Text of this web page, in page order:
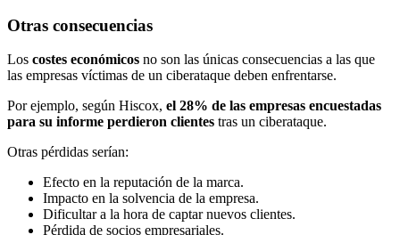
Otras consecuencias
Los costes económicos no son las únicas consecuencias a las que
las empresas víctimas de un ciberataque deben enfrentarse.
Por ejemplo, según Hiscox, el 28% de las empresas encuestadas
para su informe perdieron clientes tras un ciberataque.
Otras pérdidas serían:
Efecto en la reputación de la marca.
Impacto en la solvencia de la empresa.
Dificultar a la hora de captar nuevos clientes.
Pérdida de socios empresariales.